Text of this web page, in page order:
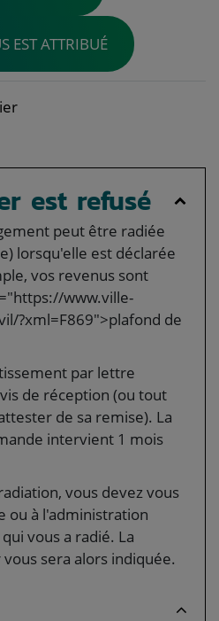
EST ATTRIBUÉ
est refusé
peut être radiée
lorsqu'elle est déclarée
vos revenus sont
www.ville-
?xml=F869">plafond de
par lettre
de réception (ou tout
de sa remise). La
intervient 1 mois
vous devez vous
ou à l'administration
vous a radié. La
sera alors indiquée.